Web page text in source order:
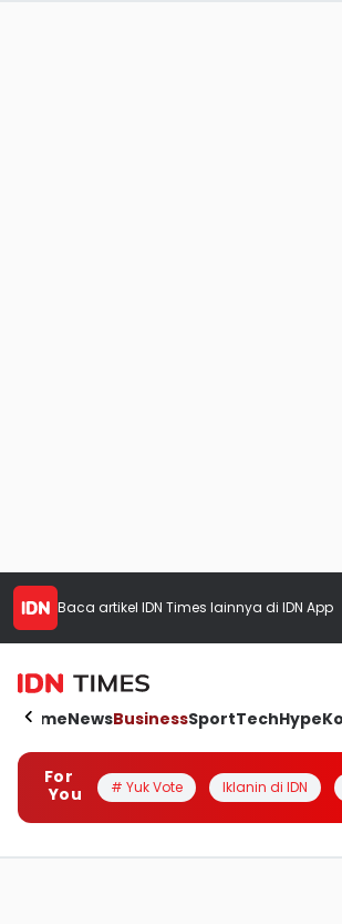
Baca artikel IDN Times lainnya di IDN App
HomeNewsBusinessSportTechHype
For
You
# Yuk Vote Iklanin di IDN